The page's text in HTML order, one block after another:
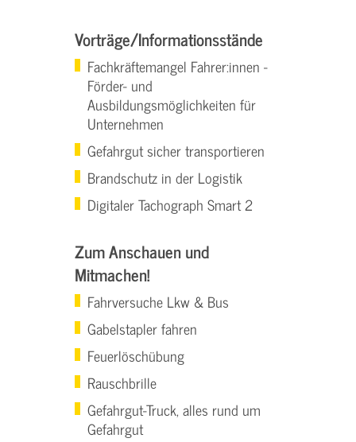
Vorträge/Informationsstände
Fachkräftemangel Fahrer:innen -
Förder- und
Ausbildungsmöglichkeiten für
Unternehmen
Gefahrgut sicher transportieren
Brandschutz in der Logistik
Digitaler Tachograph Smart 2
Zum Anschauen und
Mitmachen!
Fahrversuche Lkw & Bus
Gabelstapler fahren
Feuerlöschübung
Rauschbrille
Gefahrgut-Truck, alles rund um
Gefahrgut